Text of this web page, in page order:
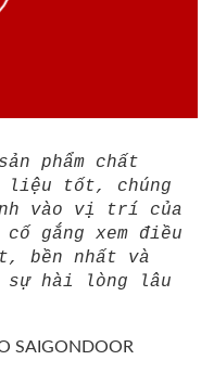
phẩm chất
liệu tốt, chúng
vào vị trí của
cố gắng xem điều
bền nhất và
sự hài lòng lâu
SAIGONDOOR